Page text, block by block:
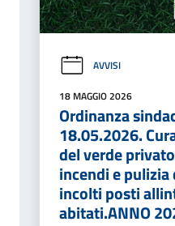
AVVISI
18 MAGGIO 2026
Ordinanza
18.05.2026.
del verde
incendi e
incolti posti
abitati.ANNO